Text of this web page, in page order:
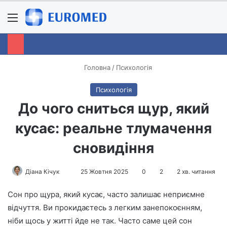
Menu
Головна / Психологія
Психологія
До чого сниться щур, який
кусає: реальне тлумачення
сновидіння
Діана Кічук
n
d
a
25 Жовтня 2025 0 2 2 хв. читання
Сон про щура, який кусає, часто залишає неприємне
відчуття. Ви прокидаєтесь з легким занепокоєнням,
ніби щось у житті йде не так. Часто саме цей сон